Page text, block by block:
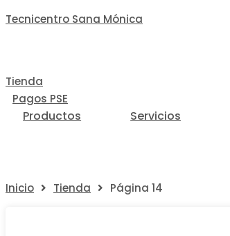
Tecnicentro Sana Mónica
Tienda
Pagos PSE
Productos Servicios
Inicio Tienda Página 14